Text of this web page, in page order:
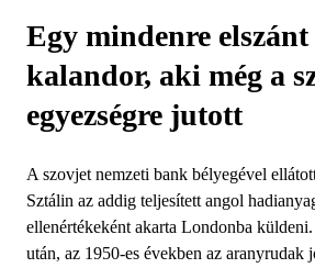
Egy mindenre
kalandor, aki még a
egyezségre jutott
A szovjet nemzeti bank bélyegével
Sztálin az addig teljesített angol
ellenértékeként akarta Londonba
után, az 1950-es években az aranyrudak